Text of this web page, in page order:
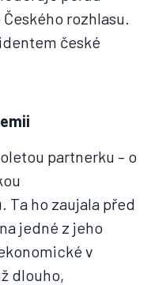
rozhlasu.
české
partnerku – o
Ta ho zaujala před
jedné z jeho
v
dlouho,